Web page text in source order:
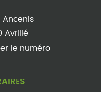
Ancenis
Avrillé
le numéro